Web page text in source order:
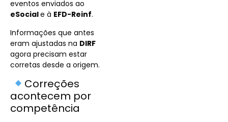
eventos enviados ao
eSociale à EFD-Reinf.
Informações que antes
eram ajustadas na DIRF
agora precisam estar
corretas desde a origem.
Correções
acontecem por
competência